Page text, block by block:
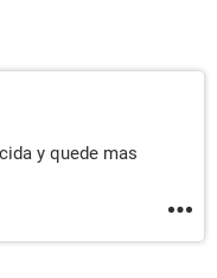
y quede mas